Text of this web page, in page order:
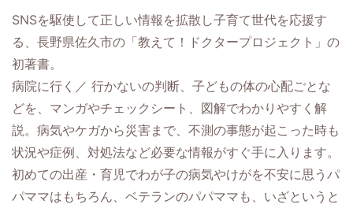
SNSを駆使して正しい情報を拡散し子育て世代を応援す
る、長野県佐久市の「教えて！ドクタープロジェクト」の
初著書。
病院に行く／ 行かないの判断、子どもの体の心配ごとな
どを、マンガやチェックシート、図解でわかりやすく解
説。病気やケガから災害まで、不測の事態が起こった時も
状況や症例、対処法など必要な情報がすぐ手に入ります。
初めての出産・育児でわが子の病気やけがを不安に思うパ
パママはもちろん、ベテランのパパママも、いざというと